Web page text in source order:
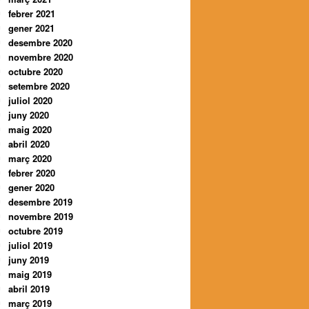
febrer 2021
gener 2021
desembre 2020
novembre 2020
octubre 2020
setembre 2020
juliol 2020
juny 2020
maig 2020
abril 2020
març 2020
febrer 2020
gener 2020
desembre 2019
novembre 2019
octubre 2019
juliol 2019
juny 2019
maig 2019
abril 2019
març 2019